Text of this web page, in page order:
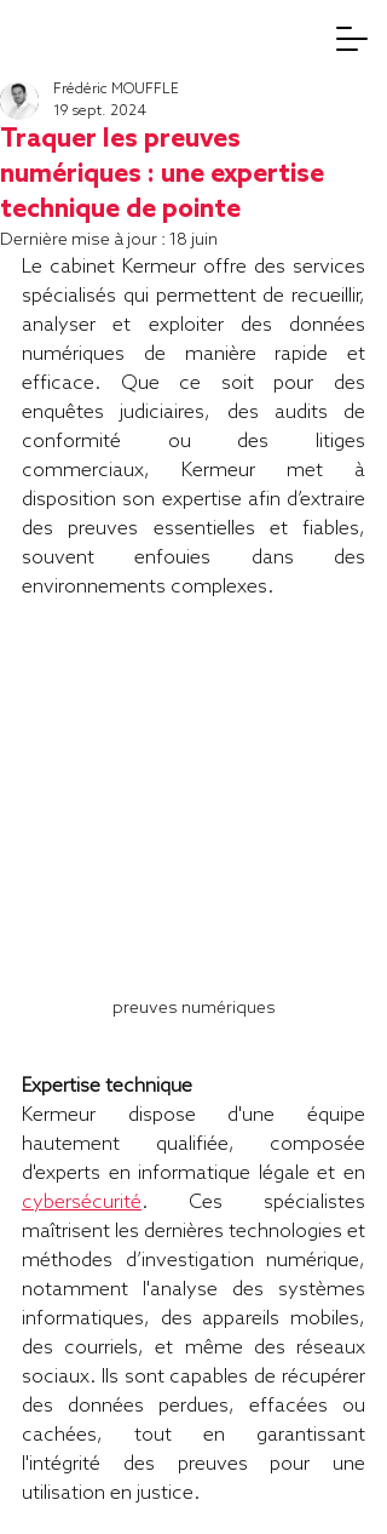
Traquer les preuves
numériques : une expertise
technique de pointe
Frédéric MOUFFLE
19 sept. 2024
Dernière mise à jour : 18 juin
Le cabinet Kermeur offre des services
spécialisés qui permettent de recueillir,
analyser et exploiter des données
numériques de manière rapide et
efficace. Que ce soit pour des
enquêtes judiciaires, des audits de
conformité ou des litiges
commerciaux, Kermeur met à
disposition son expertise afin d’extraire
des preuves essentielles et fiables,
souvent enfouies dans des
environnements complexes.
preuves numériques
Expertise technique
Kermeur dispose d'une équipe
hautement qualifiée, composée
cybersécurité. Ces spécialistes
maîtrisent les dernières technologies et
méthodes d’investigation numérique,
notamment l'analyse des systèmes
informatiques, des appareils mobiles,
des courriels, et même des réseaux
sociaux. Ils sont capables de récupérer
des données perdues, effacées ou
cachées, tout en garantissant
l'intégrité des preuves pour une
utilisation en justice.